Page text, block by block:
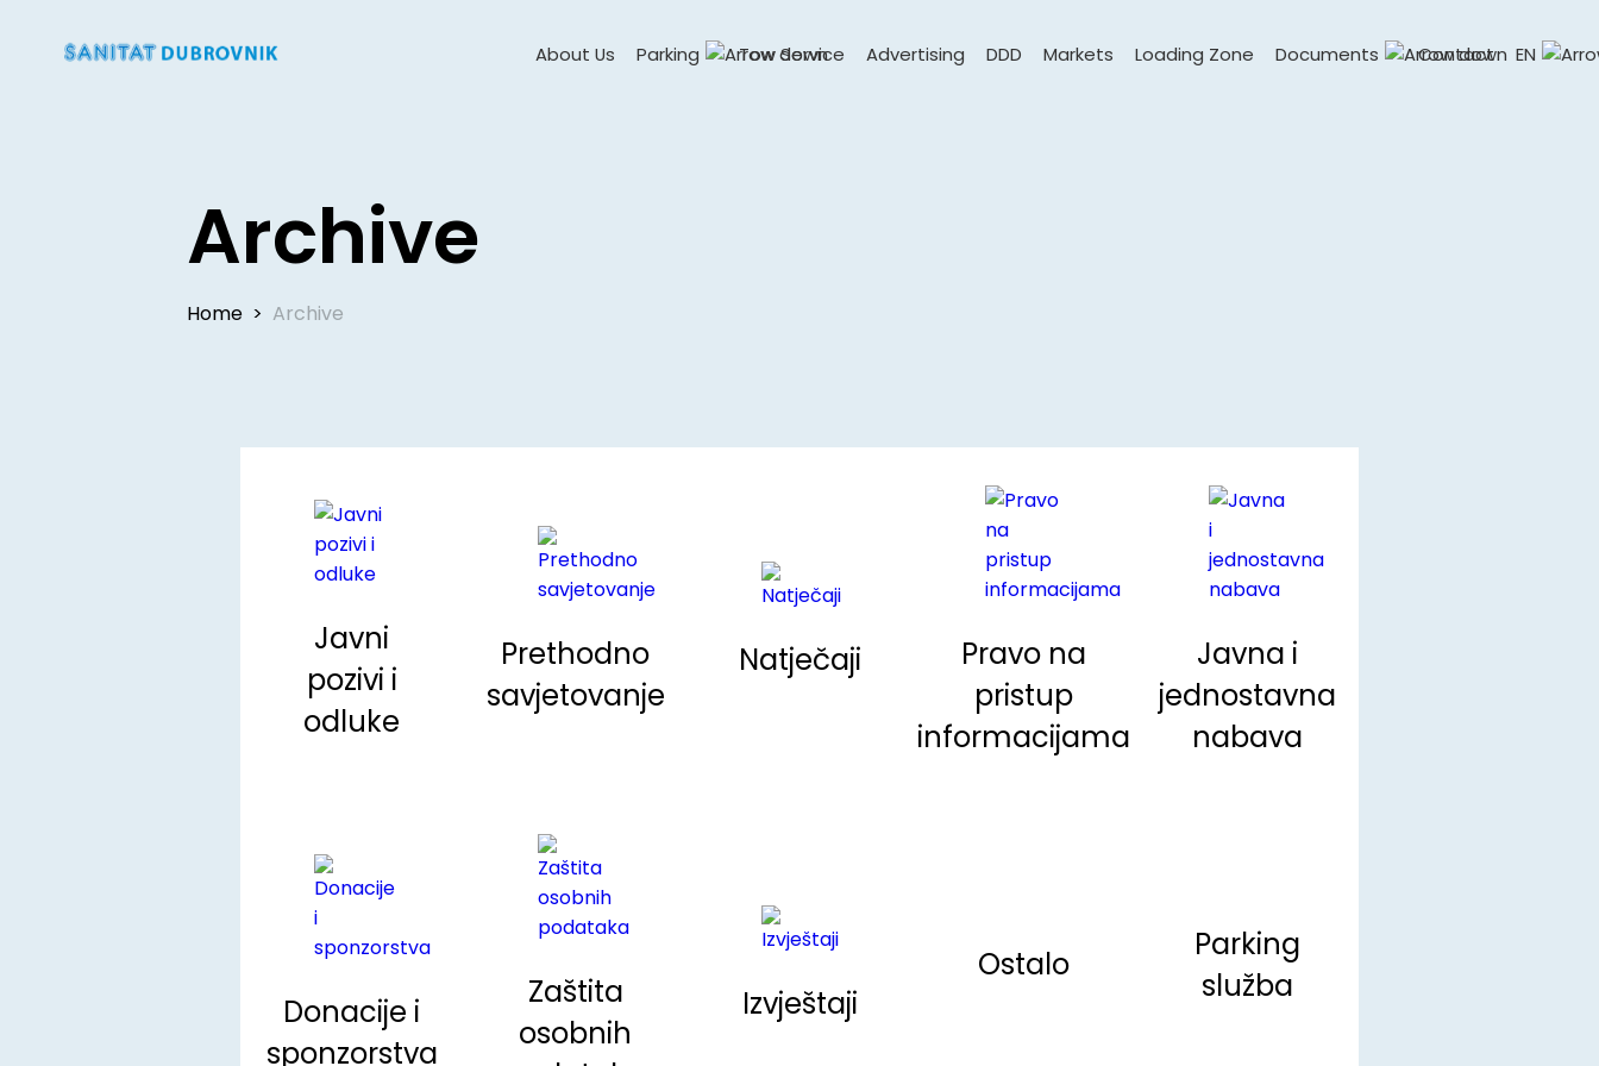
About Us Parking Tow Service Advertising DDD Markets Loading Zone Documents Contact EN
Archive
Home > Archive
Javni
pozivi i
odluke
Prethodno
savjetovanje
Natječaji
Pravo na
pristup
informacijama
Javna i
jednostavna
nabava
Donacije i
sponzorstva
Zaštita
osobnih
Izvještaji
Ostalo
Parking
služba